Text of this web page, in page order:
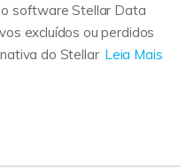
software Stellar Data
excluídos ou perdidos
do Stellar Leia Mais